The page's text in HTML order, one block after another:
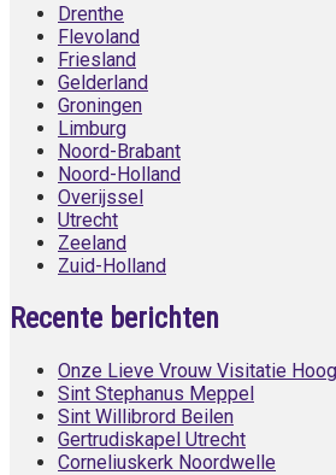
Drenthe
Flevoland
Friesland
Gelderland
Groningen
Limburg
Noord-Brabant
Noord-Holland
Overijssel
Utrecht
Zeeland
Zuid-Holland
Recente berichten
Onze Lieve Vrouw Visitatie
Sint Stephanus Meppel
Sint Willibrord Beilen
Gertrudiskapel Utrecht
Corneliuskerk Noordwelle